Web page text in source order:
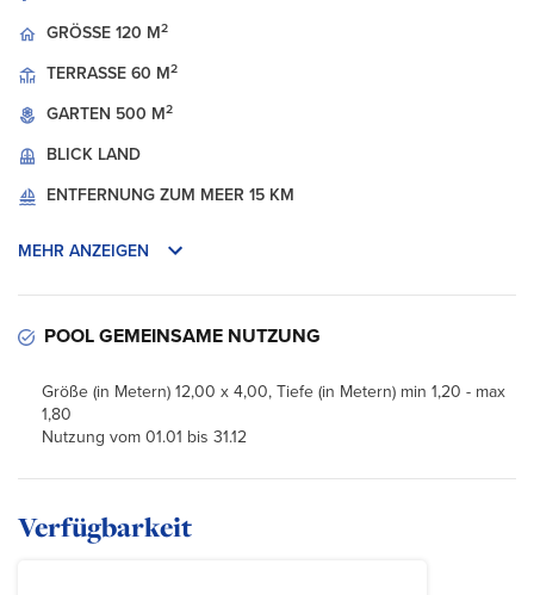
GRÖSSE
120 M2
TERRASSE 60 M2
GARTEN 500 M2
BLICK LAND
ENTFERNUNG ZUM MEER 15 KM
MEHR ANZEIGEN
POOL GEMEINSAME NUTZUNG
Größe (in Metern) 12,00 x 4,00, Tiefe (in Metern) min 1,20 - max
1,80
Nutzung vom 01.01 bis 31.12
Verfügbarkeit